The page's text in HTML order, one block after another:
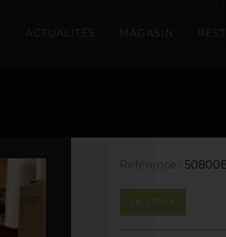
ACTUALITÉS MAGASIN
Référence :
EN STOCK